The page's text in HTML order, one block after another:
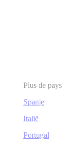
Plus de pays
Spanje
Italië
Portugal